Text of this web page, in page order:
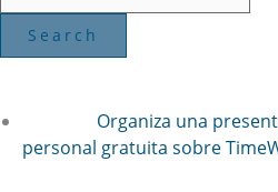
Organiza una
personal gratuita sobre